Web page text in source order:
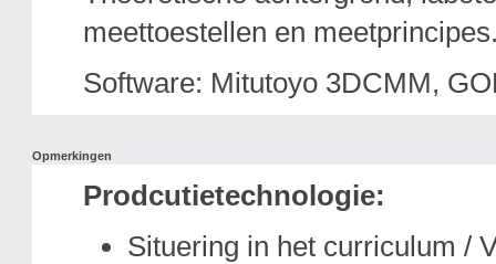
meettoestellen en
Software: Mitutoyo 3DCMM,
Opmerkingen
Prodcutietechnologie:
Situering in het curriculum /